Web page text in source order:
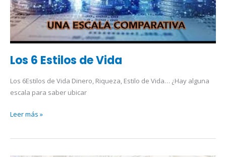
Los 6 Estilos de Vida
Los 6Estilos de Vida Dinero, Riqueza, Estilo de Vida… ¿Hay alguna
escala para saber ubicar
Leer más »